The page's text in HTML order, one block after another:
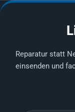
Reparatur statt
einsenden und